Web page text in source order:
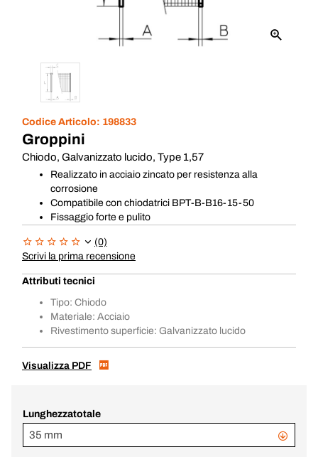
Codice Articolo: 198833
Groppini
Chiodo, Galvanizzato lucido, Type 1,57
Realizzato in acciaio zincato per resistenza alla
corrosione
Compatibile con chiodatrici BPT-B-B16-15-50
Fissaggio forte e pulito
(0)
Scrivi la prima recensione
Attributi tecnici
Tipo: Chiodo
Materiale: Acciaio
Rivestimento superficie: Galvanizzato lucido
Visualizza PDF
Lunghezzatotale
35 mm